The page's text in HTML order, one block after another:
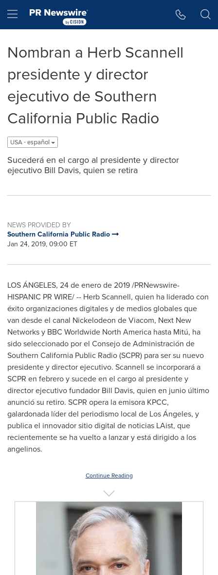
Hamburger menu
Nombran a Herb Scannell
presidente y director
ejecutivo de Southern
California Public Radio
USA - español
Sucederá en el cargo al presidente y director
ejecutivo Bill Davis, quien se retira
NEWS PROVIDED BY
Southern California Public Radio
Jan 24, 2019, 09:00 ET
LOS ÁNGELES, 24 de enero de 2019 /PRNewswire-
HISPANIC PR WIRE/ -- Herb Scannell, quien ha liderado con
éxito organizaciones digitales y de medios globales que
van desde el canal Nickelodeon de Viacom, Next New
Networks y BBC Worldwide North America hasta Mitú, ha
sido seleccionado por el Consejo de Administración de
Southern California Public Radio (SCPR) para ser su nuevo
presidente y director ejecutivo. Scannell se incorporará a
SCPR en febrero y sucede en el cargo al presidente y
director ejecutivo fundador Bill Davis, quien en junio último
anunció su retiro. SCPR opera la emisora KPCC,
galardonada líder del periodismo local de Los Ángeles, y
publica el innovador sitio digital de noticias LAist, que
recientemente se ha vuelto a lanzar y está dirigido a los
angelinos.
Continue Reading